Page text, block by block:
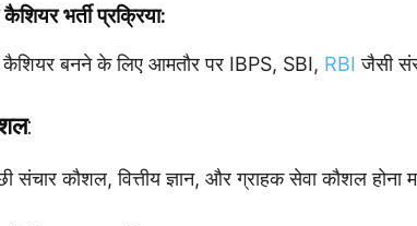
भर्ती प्रक्रिया:
बनने के लिए आमतौर पर IBPS, SBI, RBI जैसी
:
संचार कौशल, वित्तीय ज्ञान, और ग्राहक सेवा कौशल होना